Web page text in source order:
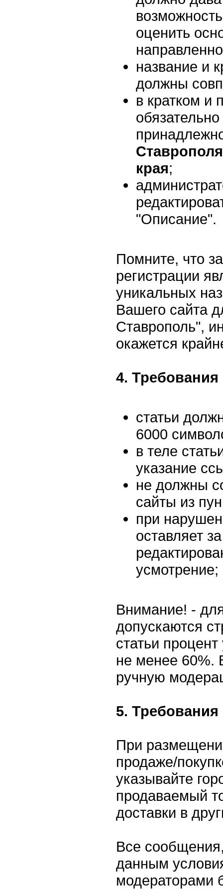
оценить
название и
должны
в кратком и
края;
"Описание".
Помните, что
регистрации
уникальных
Вашего сайта
Ставрополь",
окажется
4. Требования
статьи
6000
в теле
указание
не должны
сайты из
при
оставляет
усмотрение;
Внимание! -
допускаются
статьи
не менее 60%.
ручную
5.
При
продаже/
указывайте
продаваемый
доставки в
Все
данным
модераторами